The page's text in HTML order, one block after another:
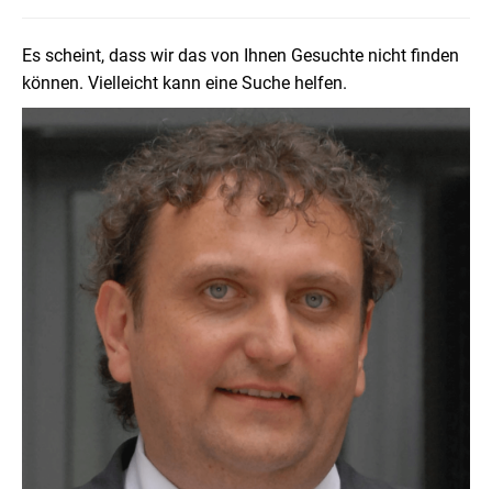
Es scheint, dass wir das von Ihnen Gesuchte nicht finden
können. Vielleicht kann eine Suche helfen.